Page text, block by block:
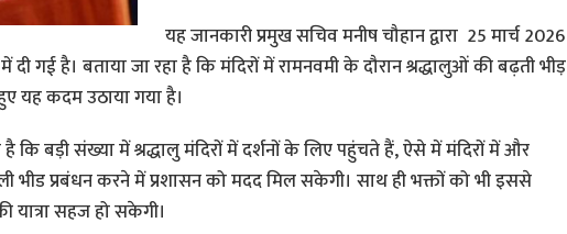
यह जानकारी प्रमुख सचिव मनीष चौहान द्वारा 25 मार्च 2026
में दी गई है। बताया जा रहा है कि मंदिरों में रामनवमी के दौरान श्रद्धालुओं की बढ़ती भीड़
यह कदम उठाया गया है।
कि बड़ी संख्या में श्रद्धालु मंदिरों में दर्शनों के लिए पहुंचते हैं, ऐसे में मंदिरों में और
भीड प्रबंधन करने में प्रशासन को मदद मिल सकेगी। साथ ही भक्तों को भी इससे
यात्रा सहज हो सकेगी।